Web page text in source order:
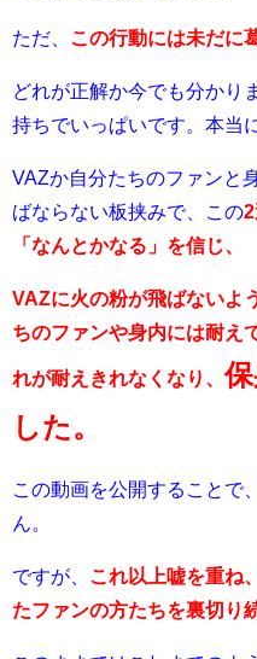
ただ、 この行動には未だに
どれが正解か今でも分かり
持ちでいっぱいです。本当
VAZか自分たちのファンと
ばならない板挟みで、この
「なんとかなる」を信じ、
VAZに火の粉が飛ばないよ
ちのファンや身内には耐え
れが耐えきれなくなり、
した。
この動画を公開することで
ん。
ですが、
これ以上嘘を重ね
たファンの方たちを裏切り